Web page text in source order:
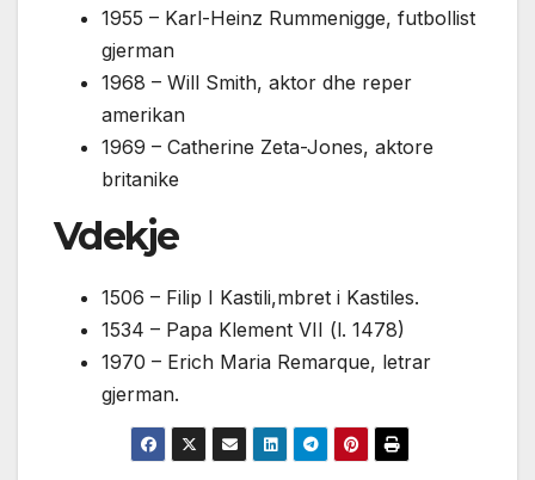
1955 – Karl-Heinz Rummenigge, futbollist
gjerman
1968 – Will Smith, aktor dhe reper
amerikan
1969 – Catherine Zeta-Jones, aktore
britanike
Vdekje
1506 – Filip I Kastili,mbret i Kastiles.
1534 – Papa Klement VII (l. 1478)
1970 – Erich Maria Remarque, letrar
gjerman.